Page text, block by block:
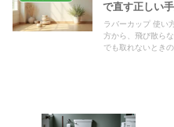
で直す正しい
ラバーカップ 使い
方から、飛び散ら
でも取れないとき